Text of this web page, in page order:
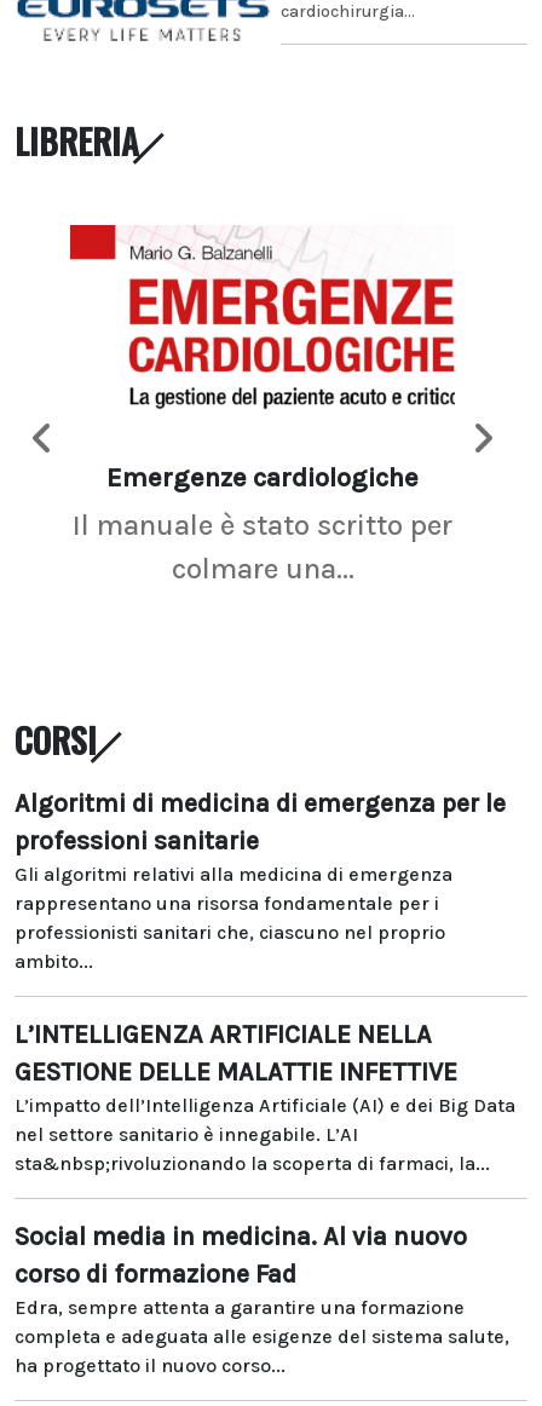
cardiochirurgia...
LIBRERIA
Emergenze cardiologiche
Il manuale è stato scritto per
colmare una...
CORSI
Algoritmi di medicina di emergenza per le
professioni sanitarie
Gli algoritmi relativi alla medicina di emergenza
rappresentano una risorsa fondamentale per i
professionisti sanitari che, ciascuno nel proprio
ambito...
L’INTELLIGENZA ARTIFICIALE NELLA
GESTIONE DELLE MALATTIE INFETTIVE
L’impatto dell’Intelligenza Artificiale (AI) e dei Big Data
nel settore sanitario è innegabile. L’AI
sta&nbsp;rivoluzionando la scoperta di farmaci, la...
Social media in medicina. Al via nuovo
corso di formazione Fad
Edra, sempre attenta a garantire una formazione
completa e adeguata alle esigenze del sistema salute,
ha progettato il nuovo corso...